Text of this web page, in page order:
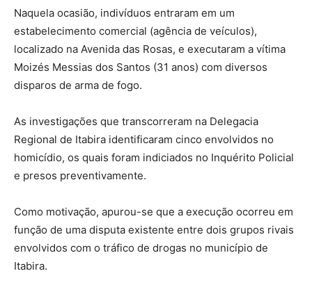
Naquela ocasião, indivíduos entraram em um
estabelecimento comercial (agência de veículos),
localizado na Avenida das Rosas, e executaram a vítima
Moizés Messias dos Santos (31 anos) com diversos
disparos de arma de fogo.
As investigações que transcorreram na Delegacia
Regional de Itabira identificaram cinco envolvidos no
homicídio, os quais foram indiciados no Inquérito Policial
e presos preventivamente.
Como motivação, apurou-se que a execução ocorreu em
função de uma disputa existente entre dois grupos rivais
envolvidos com o tráfico de drogas no município de
Itabira.